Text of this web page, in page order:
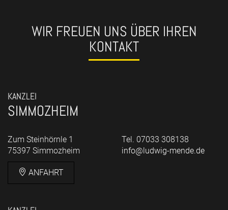
WIR FREUEN UNS ÜBER IHREN
KONTAKT
KANZLEI
SIMMOZHEIM
Zum Steinhörnle 1
75397 Simmozheim
ANFAHRT
Tel. 07033 308138
info@ludwig-mende.de